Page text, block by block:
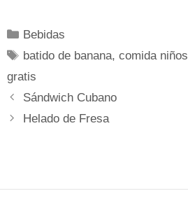
Bebidas
batido de banana,comida niños
gratis
Sándwich Cubano
Helado de Fresa